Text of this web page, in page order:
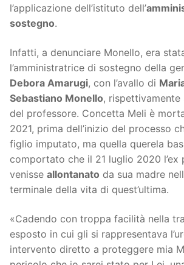
l’applicazione dell’istituto dell’
sostegno.
Infatti, a denunciare Monello, era
l’amministratrice di sostegno della
Debora Amarugi, con l’avallo di
Sebastiano Monello,
del professore. Concetta Meli è
2021, prima dell’inizio del processo
figlio imputato, ma quella querela
comportato che il 21 luglio 2020 l’ex
venisse allontanato da sua madre
terminale della vita di quest’ultima.
«Cadendo con troppa facilità nella
esposto in cui gli si rappresentava
intervento diretto a proteggere mia